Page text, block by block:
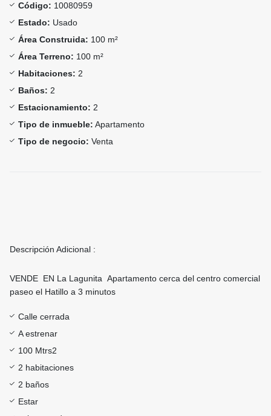
Código: 10080959
Estado: Usado
Área Construida: 100 m²
Área Terreno: 100 m²
Habitaciones: 2
Baños: 2
Estacionamiento: 2
Tipo de inmueble: Apartamento
Tipo de negocio: Venta
Descripción Adicional :
VENDE EN La Lagunita Apartamento cerca del centro comercial
paseo el Hatillo a 3 minutos
Calle cerrada
A estrenar
100 Mtrs2
2 habitaciones
2 baños
Estar